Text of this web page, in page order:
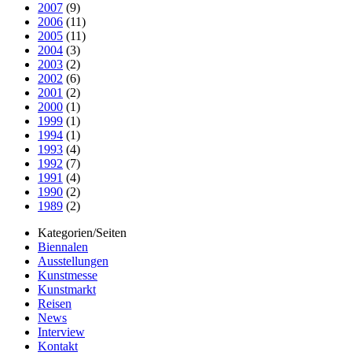
2007 (9)
2006 (11)
2005 (11)
2004 (3)
2003 (2)
2002 (6)
2001 (2)
2000 (1)
1999 (1)
1994 (1)
1993 (4)
1992 (7)
1991 (4)
1990 (2)
1989 (2)
Kategorien/Seiten
Biennalen
Ausstellungen
Kunstmesse
Kunstmarkt
Reisen
News
Interview
Kontakt